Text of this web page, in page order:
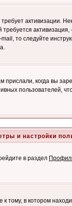
то следуйте
когда вы
пользователей,
и настройки
в раздел
в котором